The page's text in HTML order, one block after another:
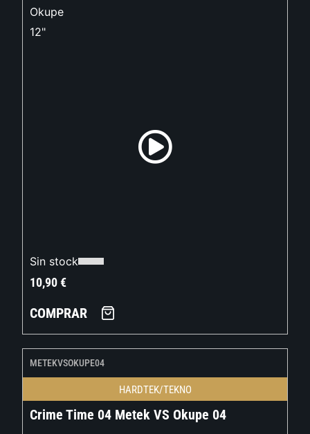
Okupe
12"
Sin stock
10,90€
COMPRAR
METEKVSOKUPE04
HARDTEK/TEKNO
Crime Time 04 Metek VS Okupe 04